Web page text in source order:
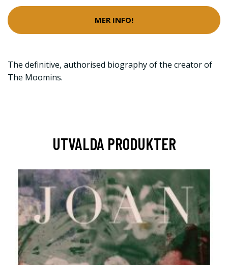
MER INFO!
The definitive, authorised biography of the creator of
The Moomins.
UTVALDA PRODUKTER